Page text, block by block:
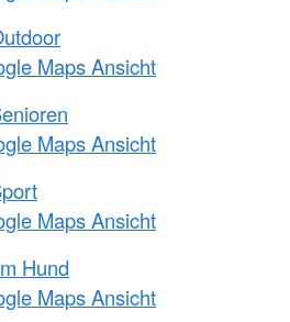
Maps Ansicht
Maps Ansicht
Maps Ansicht
Hund
Maps Ansicht